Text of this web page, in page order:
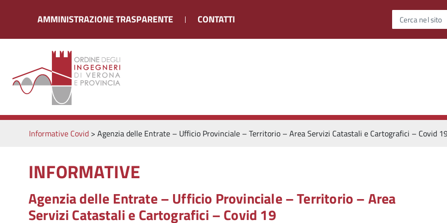
AMMINISTRAZIONE TRASPARENTE CONTATTI Cerca nel sito
Informative Covid> Agenzia delle Entrate – Ufficio Provinciale – Territorio – Area Servizi Catastali e Cartografici – Covid
INFORMATIVE
Agenzia delle Entrate – Ufficio Provinciale – Territorio – Area
Servizi Catastali e Cartografici – Covid 19